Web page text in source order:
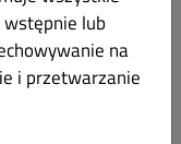
lub
na
i przetwarzanie